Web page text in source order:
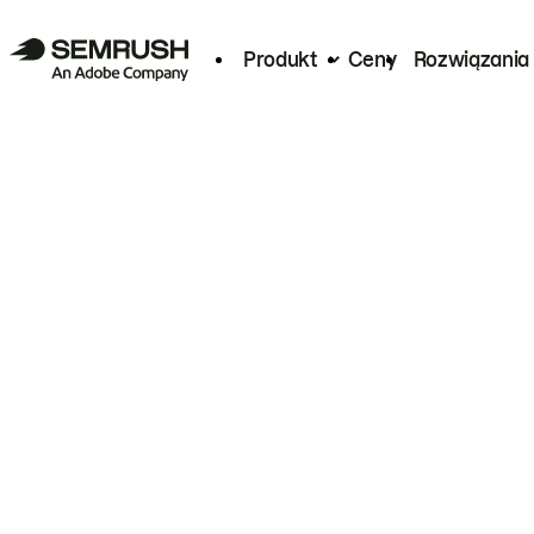
Produkt Ceny Rozwiązania